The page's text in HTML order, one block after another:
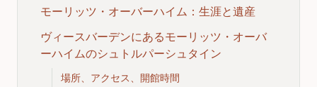
モーリッツ・オーバーハイム：生涯と遺産
ヴィースバーデンにあるモーリッツ・オーバ
ーハイムのシュトルパーシュタイン
場所、アクセス、開館時間